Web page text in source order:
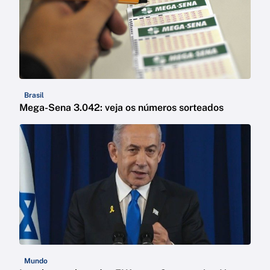
Brasil
Mega-Sena 3.042: veja os números sorteados
Mundo